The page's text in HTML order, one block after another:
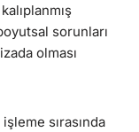
sorunları
olması
işleme sırasında